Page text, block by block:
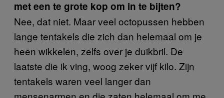
met een te grote kop om in te bijten?
Nee, dat niet. Maar veel octopussen hebben
lange tentakels die zich dan helemaal om je
heen wikkelen, zelfs over je duikbril. De
laatste die ik ving, woog zeker vijf kilo. Zijn
tentakels waren veel langer dan